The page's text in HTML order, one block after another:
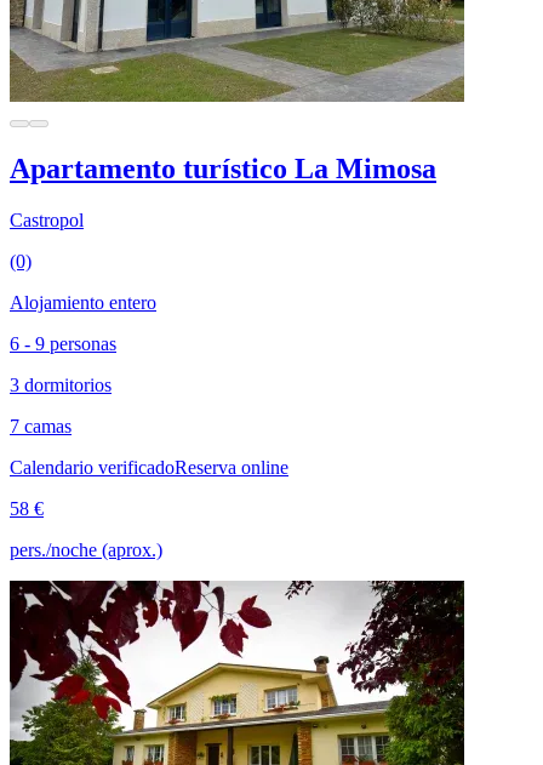
Apartamento turístico La Mimosa
Castropol
(0)
Alojamiento entero
6 - 9 personas
3 dormitorios
7 camas
Calendario verificadoReserva online
58 €
pers./noche (aprox.)